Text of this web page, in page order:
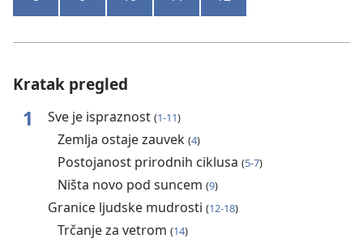
Kratak pregled
1 Sve je ispraznost (1-11)
Zemlja ostaje zauvek (4)
Postojanost prirodnih ciklusa (5-7)
Ništa novo pod suncem (9)
Granice ljudske mudrosti (12-18)
Trčanje za vetrom (14)